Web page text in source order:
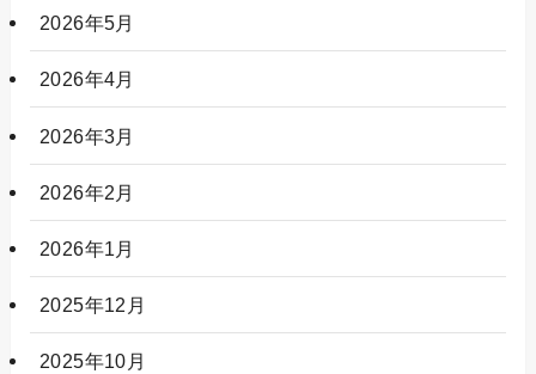
2026年5月
2026年4月
2026年3月
2026年2月
2026年1月
2025年12月
2025年10月